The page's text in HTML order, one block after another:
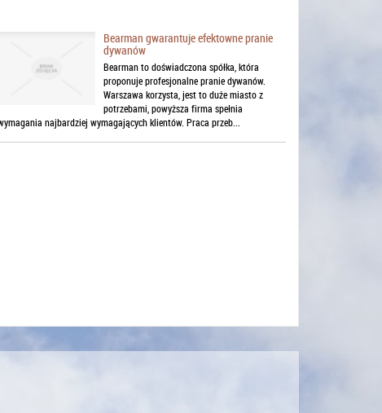
Bearman gwarantuje efektowne pranie
dywanów
Bearman to doświadczona spółka, która
proponuje profesjonalne pranie dywanów.
Warszawa korzysta, jest to duże miasto z
potrzebami, powyższa firma spełnia
najbardziej wymagających klientów. Praca przeb...